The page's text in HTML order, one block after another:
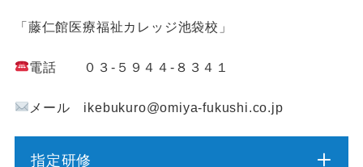
「藤仁館医療福祉カレッジ池袋校」
電話 ０３-５９４４-８３４１
メール ikebukuro@omiya-fukushi.co.jp
指定研修